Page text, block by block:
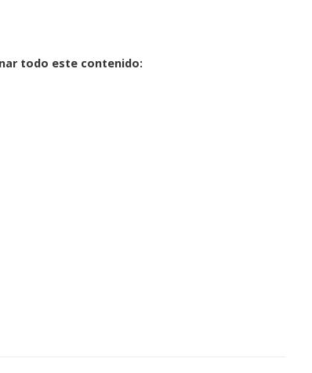
todo este contenido: